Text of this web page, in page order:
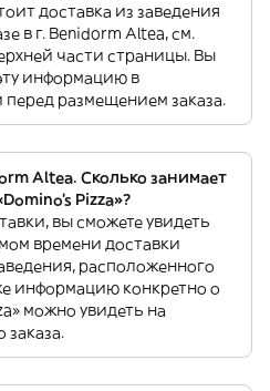
доставка из заведения
в г. Benidorm Altea, см.
части страницы. Вы
информацию в
размещением заказа.
Altea. Сколько занимает
Pizza»?
вы сможете увидеть
времени доставки
расположенного
информацию конкретно о
можно увидеть на